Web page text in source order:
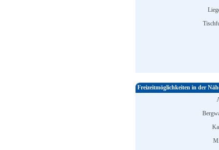
Freizeitmöglichkeiten in der